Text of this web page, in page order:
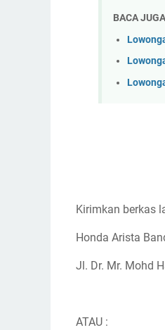
BACA JUGA
Kirimkan berkas
Honda Arista
Jl. Dr. Mr. Mohd
ATAU :